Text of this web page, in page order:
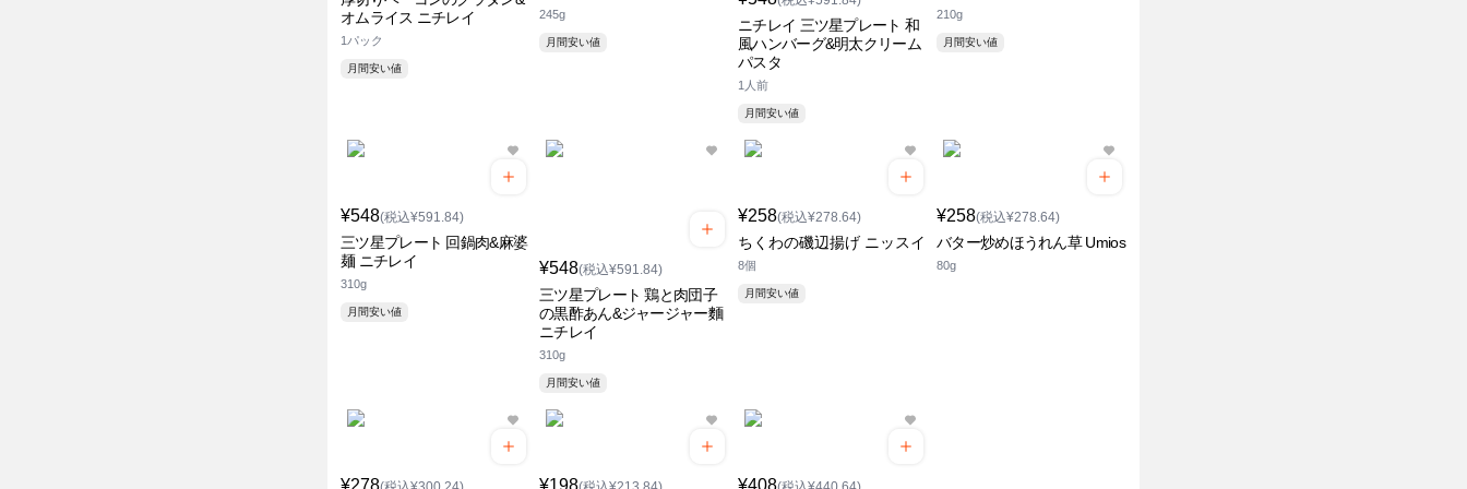
オムライス ニチレイ
1パック
月間安い値
245g
月間安い値
ニチレイ 三ツ星プレート 和
風ハンバーグ&明太クリーム
パスタ
1人前
月間安い値
210g
月間安い値
¥548(税込¥591.84)
三ツ星プレート 回鍋肉&麻婆
麺 ニチレイ
310g
月間安い値
¥548(税込¥591.84)
三ツ星プレート 鶏と肉団子
の黒酢あん&ジャージャー麵
ニチレイ
310g
月間安い値
¥258(税込¥278.64)
ちくわの磯辺揚げ ニッスイ
8個
月間安い値
¥258(税込¥278.64)
バター炒めほうれん草 Umios
80g